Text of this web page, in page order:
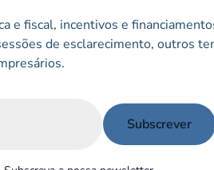
e fiscal, incentivos e
de esclarecimento, outros